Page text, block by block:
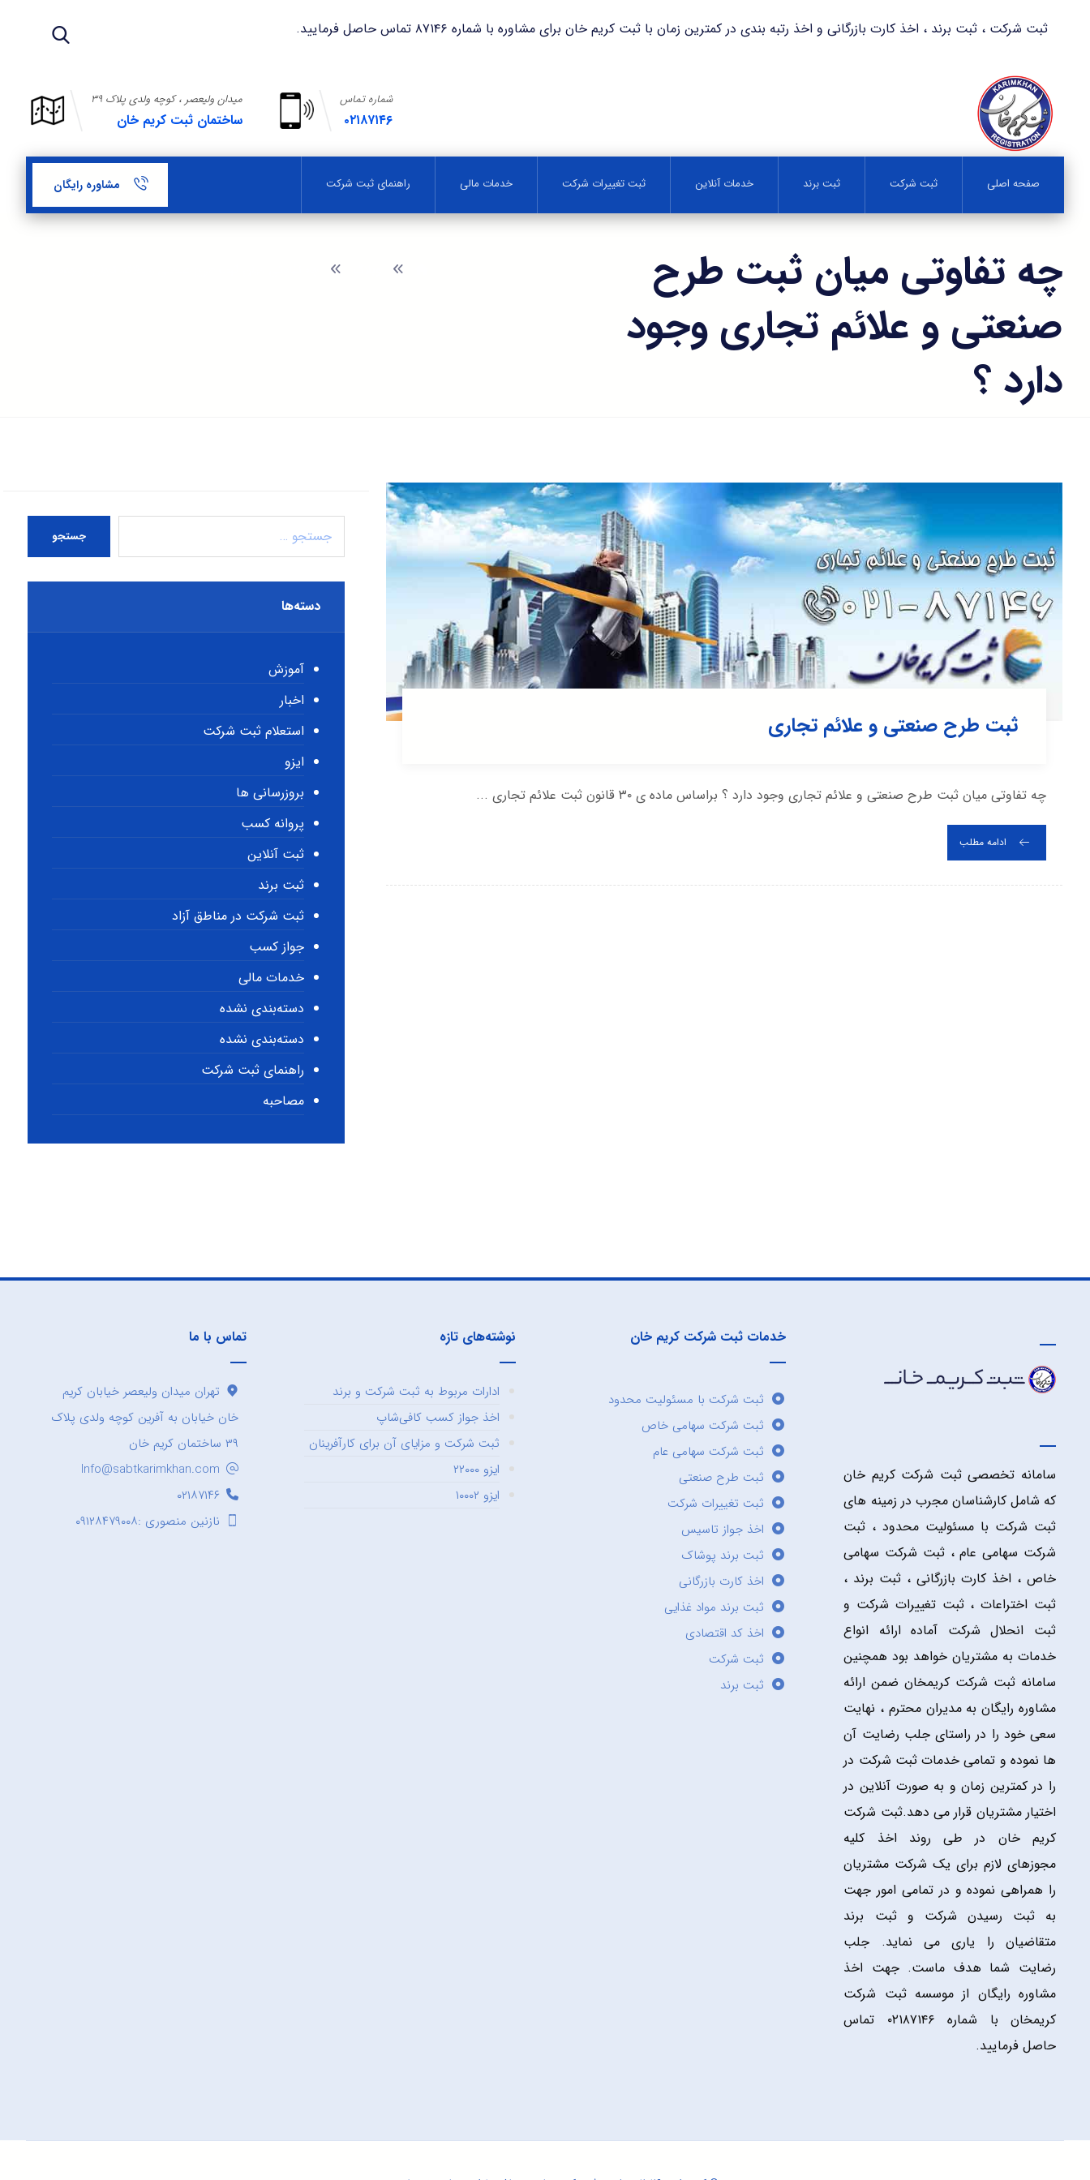
ثبت شرکت ، ثبت برند ، اخذ کارت بازرگانی و اخذ رتبه بندی در کمترین زمان با ثبت کریم خان برای مشاوره با شماره ۸۷۱۴۶ تماس حاصل فرمایید.
میدان ولیعصر ، کوچه ولدی پلاک ۳۹
ساختمان ثبت کریم خان
شماره تماس
۰۲۱۸۷۱۴۶
صفحه اصلی ثبت شرکت ثبت برند خدمات آنلاین ثبت تغییرات شرکت خدمات مالی راهنمای ثبت شرکت مشاوره رایگان
چه تفاوتی میان ثبت طرح
صنعتی و علائم تجاری وجود
دارد ؟
ثبت طرح صنعتی و علائم تجاری
چه تفاوتی میان ثبت طرح صنعتی و علائم تجاری وجود دارد ؟ براساس ماده ی ۳۰ قانون ثبت علائم تجاری ...
ادامه مطلب
جستجو
دسته‌ها
آموزش
اخبار
استعلام ثبت شرکت
ایزو
بروزرسانی ها
پروانه کسب
ثبت آنلاین
ثبت برند
ثبت شرکت در مناطق آزاد
جواز کسب
خدمات مالی
دسته‌بندی نشده
دسته‌بندی نشده
راهنمای ثبت شرکت
مصاحبه
سامانه تخصصی ثبت شرکت کریم خان
که شامل کارشناسان مجرب در زمینه های
ثبت شرکت با مسئولیت محدود ، ثبت
شرکت سهامی عام ، ثبت شرکت سهامی
خاص ، اخذ کارت بازرگانی ، ثبت برند ،
ثبت اختراعات ، ثبت تغییرات شرکت و
ثبت انحلال شرکت آماده ارائه انواع
خدمات به مشتریان خواهد بود همچنین
سامانه ثبت شرکت کریمخان ضمن ارائه
مشاوره رایگان به مدیران محترم ، نهایت
سعی خود را در راستای جلب رضایت آن
ها نموده و تمامی خدمات ثبت شرکت در
را در کمترین زمان و به صورت آنلاین در
اختیار مشتریان قرار می دهد.ثبت شرکت
کریم خان در طی روند اخذ کلیه
مجوزهای لازم برای یک شرکت مشتریان
را همراهی نموده و در تمامی امور جهت
به ثبت رسیدن شرکت و ثبت برند
متقاضیان را یاری می نماید. جلب
رضایت شما هدف ماست. جهت اخذ
مشاوره رایگان از موسسه ثبت شرکت
کریمخان با شماره ۰۲۱۸۷۱۴۶ تماس
حاصل فرمایید.
خدمات ثبت شرکت کریم خان
ثبت شرکت با مسئولیت محدود
ثبت شرکت سهامی خاص
ثبت شرکت سهامی عام
ثبت طرح صنعتی
ثبت تغییرات شرکت
اخذ جواز تاسیس
ثبت برند پوشاک
اخذ کارت بازرگانی
ثبت برند مواد غذایی
اخذ کد اقتصادی
ثبت شرکت
ثبت برند
نوشته‌های تازه
ادارات مربوط به ثبت شرکت و برند
اخذ جواز کسب کافی‌شاپ
ثبت شرکت و مزایای آن برای کارآفرینان
ایزو ۲۲۰۰۰
ایزو ۱۰۰۰۲
تماس با ما
تهران میدان ولیعصر خیابان کریم
خان خیابان به آفرین کوچه ولدی پلاک
۳۹ ساختمان کریم خان
Info@sabtkarimkhan.com
۰۲۱۸۷۱۴۶
نازنین منصوری :۰۹۱۲۸۴۷۹۰۰۸